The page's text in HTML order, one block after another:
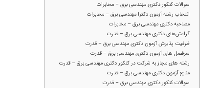
سوالات کنکور دکتری مهندسی برق – مخابرات
انتخاب رشته آزمون دکترا مهندسی برق – مخابرات
مصاحبه دکتری مهندسی برق – مخابرات
گرایش‌های دکتری مهندسی برق – قدرت
ظرفیت پذیرش آزمون دکتری مهندسی برق – قدرت
سرفصل های آزمون دکتری مهندسی برق – قدرت
رشته های مجاز به شرکت در کنکور دکتری مهندسی برق – قدرت
منابع آزمون دکتری مهندسی برق – قدرت
سوالات کنکور دکتری مهندسی برق – قدرت